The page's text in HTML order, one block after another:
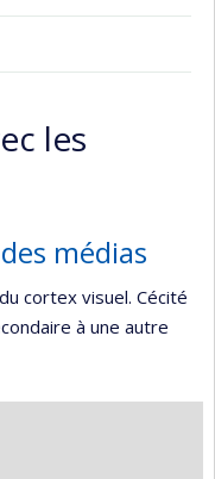
les
médias
cortex visuel. Cécité
à une autre